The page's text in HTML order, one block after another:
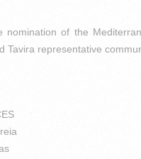
of the
Tavira representative